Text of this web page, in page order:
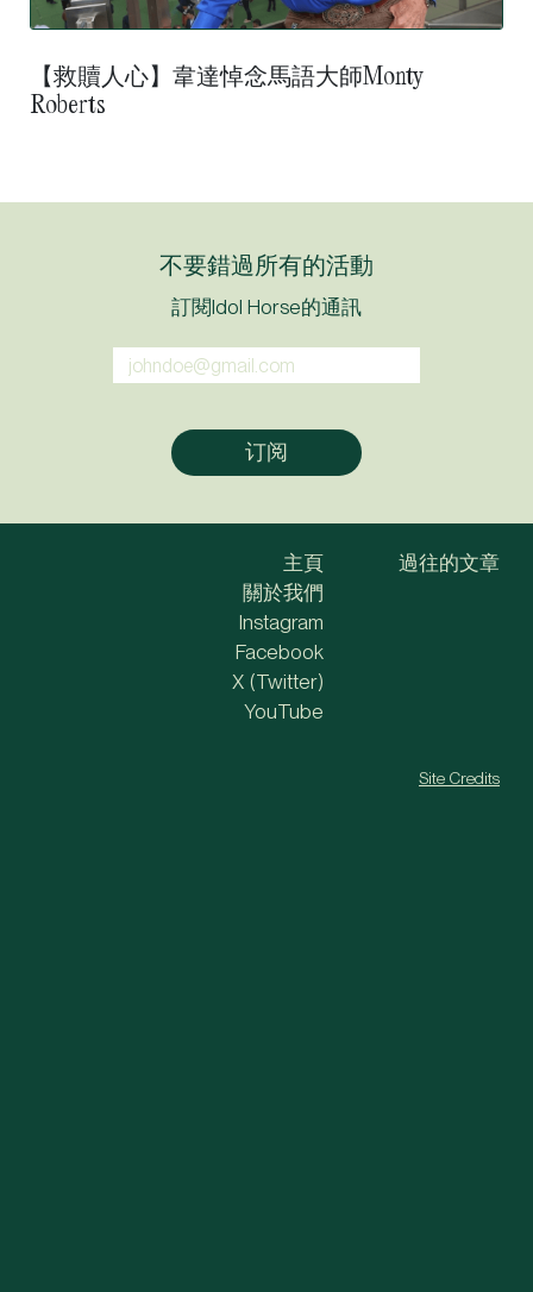
【救贖人心】韋達悼念馬語大師Monty
Roberts
不要錯過所有的活動
訂閱Idol Horse的通訊
主頁
關於我們
過往的文章
Instagram
Facebook
X (Twitter)
YouTube
Site Credits